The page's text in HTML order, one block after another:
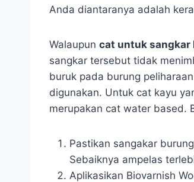
Anda diantaranya adalah
Walaupun cat untuk sangkar
sangkar tersebut tidak
buruk pada burung
digunakan. Untuk cat kayu
merupakan cat water based.
Pastikan sangakar
Sebaiknya ampelas
Aplikasikan Biovarnish